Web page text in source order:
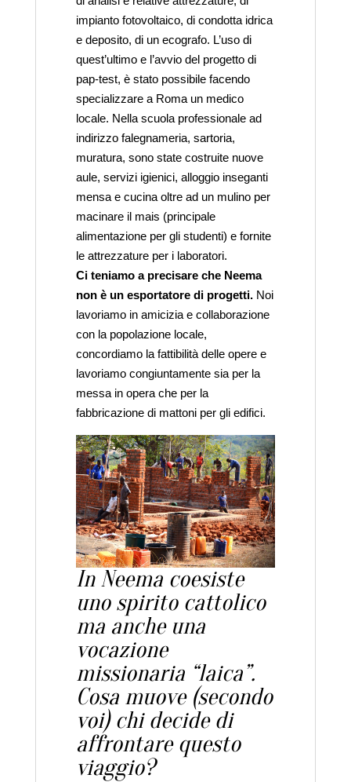
impianto fotovoltaico, di condotta idrica
e deposito, di un ecografo. L’uso di
quest’ultimo e l’avvio del progetto di
pap-test, è stato possibile facendo
specializzare a Roma un medico
locale. Nella scuola professionale ad
indirizzo falegnameria, sartoria,
muratura, sono state costruite nuove
aule, servizi igienici, alloggio inseganti
mensa e cucina oltre ad un mulino per
macinare il mais (principale
alimentazione per gli studenti) e fornite
le attrezzature per i laboratori.
Ci teniamo a precisare che Neema
non è un esportatore di progetti.Noi
lavoriamo in amicizia e collaborazione
con la popolazione locale,
concordiamo la fattibilità delle opere e
lavoriamo congiuntamente sia per la
messa in opera che per la
fabbricazione di mattoni per gli edifici.
In Neema coesiste
uno spirito cattolico
ma anche una
vocazione
missionaria “laica”.
Cosa muove (secondo
voi) chi decide di
affrontare questo
viaggio?